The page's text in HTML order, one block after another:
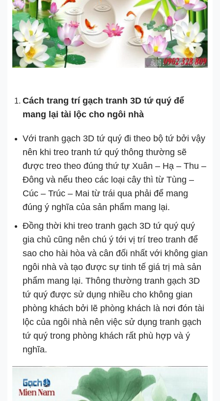
Cách trang trí gạch tranh 3D tứ quý để
mang lại tài lộc cho ngôi nhà
Với tranh gạch 3D tứ quý đi theo bộ tứ bởi vậy
nên khi treo tranh tứ quý thông thường sẽ
được treo theo đúng thứ tự Xuân – Hạ – Thu –
Đông và nếu theo các loại cây thì từ Tùng –
Cúc – Trúc – Mai từ trái qua phải để mang
đúng ý nghĩa của sản phẩm mang lại.
Đồng thời khi treo tranh gạch 3D tứ quý quý
gia chủ cũng nên chú ý tới vị trí treo tranh để
sao cho hài hòa và cân đối nhất với không gian
ngôi nhà và tạo được sự tinh tế giá trị mà sản
phẩm mang lại. Thông thường tranh gạch 3D
tứ quý được sử dụng nhiều cho không gian
phòng khách bởi lẽ phòng khách là nơi đón tài
lộc của ngôi nhà nên việc sử dụng tranh gạch
tứ quý trong phòng khách rất phù hợp và ý
nghĩa.